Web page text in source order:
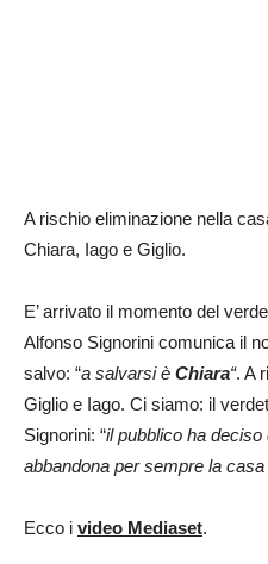
A rischio eliminazione nella
Chiara, Iago e Giglio.
E’ arrivato il momento del
Alfonso Signorini comunica il
salvo: “a salvarsi è Chiara“. A
Giglio e Iago. Ci siamo: il
Signorini: “il pubblico ha
abbandona per sempre la
Ecco i video Mediaset.